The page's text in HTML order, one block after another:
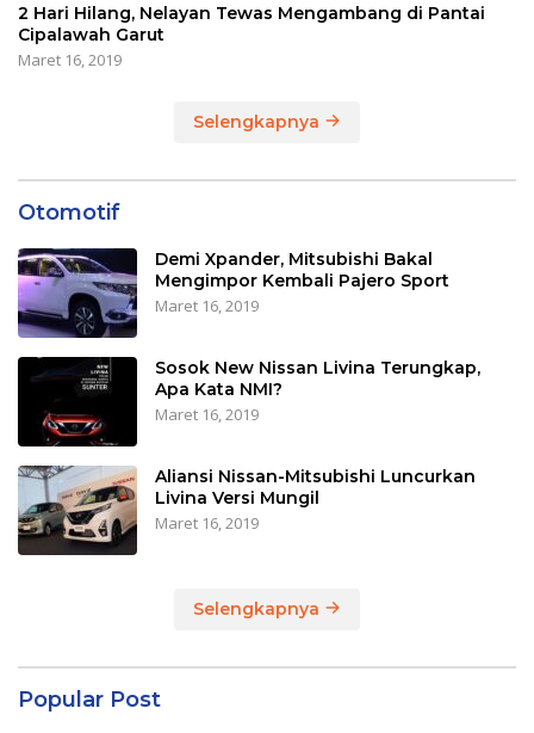
2 Hari Hilang, Nelayan Tewas Mengambang di Pantai
Cipalawah Garut
Maret 16, 2019
Selengkapnya
Otomotif
Demi Xpander, Mitsubishi Bakal
Mengimpor Kembali Pajero Sport
Maret 16, 2019
Sosok New Nissan Livina Terungkap,
Apa Kata NMI?
Maret 16, 2019
Aliansi Nissan-Mitsubishi Luncurkan
Livina Versi Mungil
Maret 16, 2019
Selengkapnya
Popular Post